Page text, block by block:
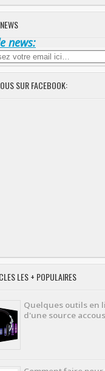
news:
SUR FACEBOOK:
LES + POPULAIRES
Quelques outils en
d'une source